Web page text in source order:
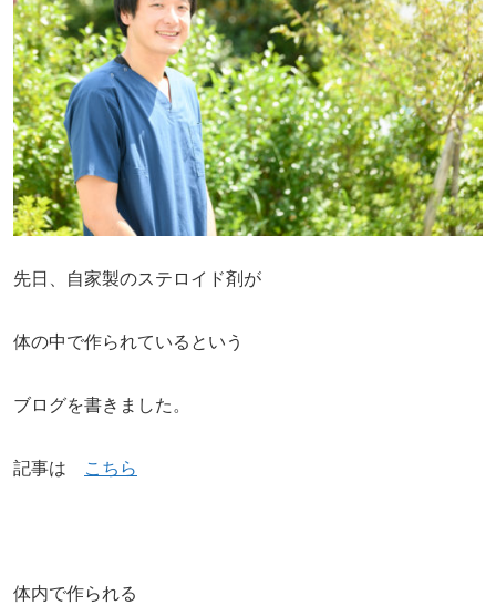
先日、自家製のステロイド剤が
体の中で作られているという
ブログを書きました。
記事は こちら
体内で作られる